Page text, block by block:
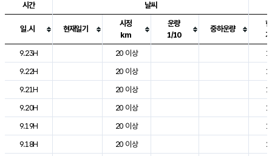
도시별 기상실황표로 지점, 날씨, 기온, 강수, 바람, 기압등을 안내한 표입
시간 날씨
일.시 현재일기
시정
km
운량
1/10
중하운량
9.23H
20 이상
9.22H
20 이상
9.21H
20 이상
9.20H
20 이상
9.19H
20 이상
9.18H
20 이상